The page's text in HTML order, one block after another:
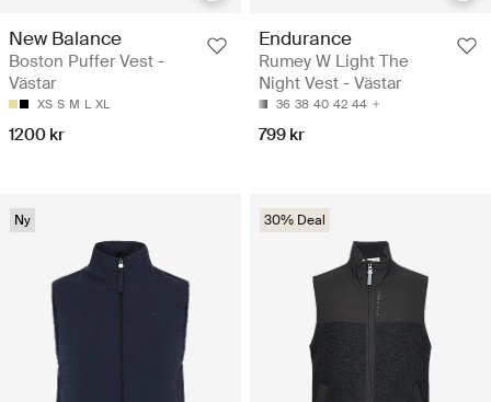
New Balance
Boston Puffer Vest -
Västar
XS S M L XL
1200 kr
Endurance
Rumey W Light The
Night Vest - Västar
36 38 40 42 44
799 kr
Ny 30% Deal